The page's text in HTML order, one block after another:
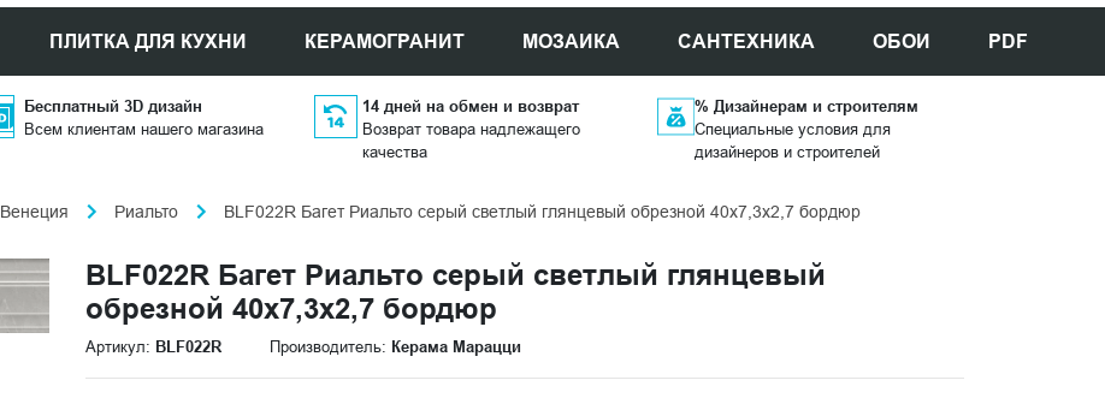
ПЛИТКА ДЛЯ КУХНИ КЕРАМОГРАНИТ МОЗАИКА САНТЕХНИКА ОБОИ PDF
Бесплатный 3D дизайн
Всем клиентам нашего магазина
14 дней на обмен и возврат
Возврат товара надлежащего
качества
% Дизайнерам и строителям
Специальные условия для
дизайнеров и строителей
Венеция Риальто BLF022R Багет Риальто серый светлый глянцевый обрезной 40x7,3x2,7 бордюр
BLF022R Багет Риальто серый светлый глянцевый
обрезной 40x7,3x2,7 бордюр
Артикул: BLF022R Производитель: Керама Марацци